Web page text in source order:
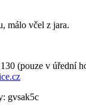
málo včel z jara.
(pouze v úřední
gvsak5c